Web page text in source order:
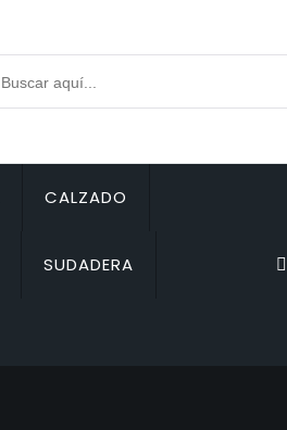
CALZADO
SUDADERA